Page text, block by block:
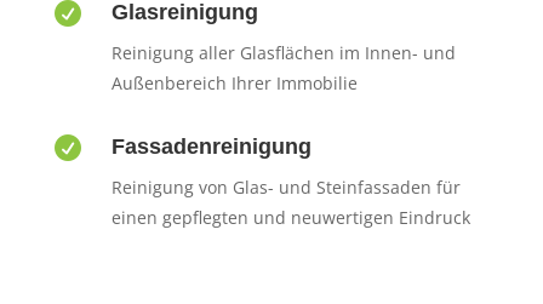
 Glasreinigung
Reinigung aller Glasflächen im Innen- und
Außenbereich Ihrer Immobilie
 Fassadenreinigung
Reinigung von Glas- und Steinfassaden für
einen gepflegten und neuwertigen Eindruck